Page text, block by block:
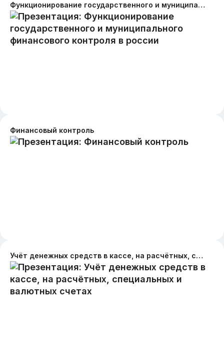
Функционирование государственного и муниципального финансового контроля в россии
Финансовый контроль
Учёт денежных средств в кассе, на расчётных, специальных и валютных счетах